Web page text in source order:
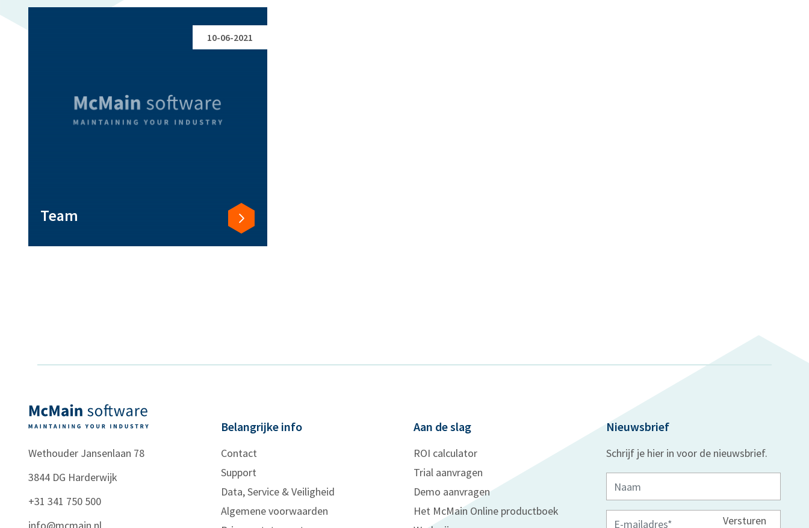
Team
10-06-2021
Wethouder Jansenlaan 78
3844 DG Harderwijk
+31 341 750 500
Belangrijke info
Contact
Support
Data, Service & Veiligheid
Algemene voorwaarden
Aan de slag
ROI calculator
Trial aanvragen
Demo aanvragen
Het McMain Online productboek
Nieuwsbrief
Schrijf je hier in voor de nieuwsbrief.
Versturen